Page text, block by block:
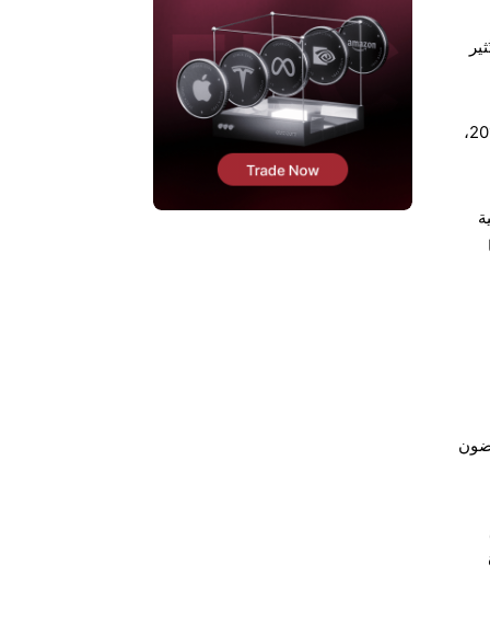
بلغ صافي الربح المجمع للشركات المدرجة في بورصتي شانغهاي وشنتشن 3.383 تريليون يوان في عام 2018،